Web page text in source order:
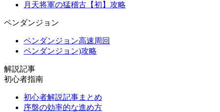
月天将軍の猛稽古【初】攻略
ペンダンジョン
ペンダンジョン高速周回
ペンダンジョン)攻略
解説記事
初心者指南
初心者解説記事まとめ
序盤の効率的な進め方